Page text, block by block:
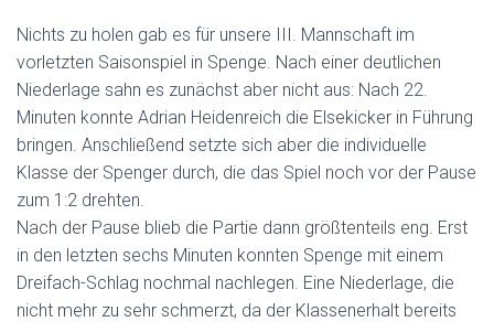
Nichts zu holen gab es für unsere III. Mannschaft im
vorletzten Saisonspiel in Spenge. Nach einer deutlichen
Niederlage sahn es zunächst aber nicht aus: Nach 22.
Minuten konnte Adrian Heidenreich die Elsekicker in Führung
bringen. Anschließend setzte sich aber die individuelle
Klasse der Spenger durch, die das Spiel noch vor der Pause
zum 1:2 drehten.
Nach der Pause blieb die Partie dann größtenteils eng. Erst
in den letzten sechs Minuten konnten Spenge mit einem
Dreifach-Schlag nochmal nachlegen. Eine Niederlage, die
nicht mehr zu sehr schmerzt, da der Klassenerhalt bereits